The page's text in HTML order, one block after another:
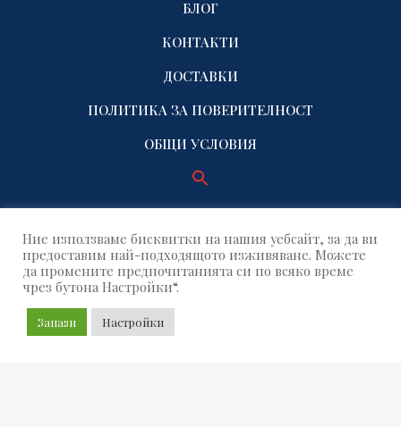
БЛОГ
КОНТАКТИ
ДОСТАВКИ
ПОЛИТИКА ЗА ПОВЕРИТЕЛНОСТ
ОБЩИ УСЛОВИЯ
© 2021 Name Factory. All rights reserved!
Build by OUTSOURCE GRID
Ние използваме бисквитки на нашия уебсайт, за да ви
предоставим най-подходящото изживяване. Можете
да промените предпочитанията си по всяко време
чрез бутона Настройки“.
Запази Настройки